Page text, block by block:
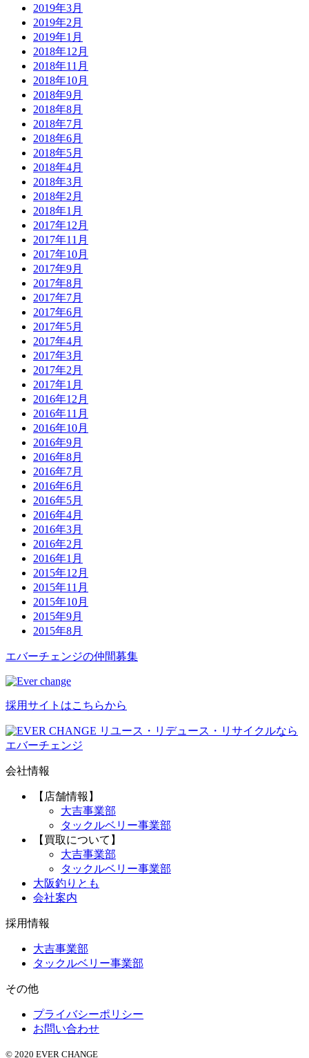
2019年3月
2019年2月
2019年1月
2018年12月
2018年11月
2018年10月
2018年9月
2018年8月
2018年7月
2018年6月
2018年5月
2018年4月
2018年3月
2018年2月
2018年1月
2017年12月
2017年11月
2017年10月
2017年9月
2017年8月
2017年7月
2017年6月
2017年5月
2017年4月
2017年3月
2017年2月
2017年1月
2016年12月
2016年11月
2016年10月
2016年9月
2016年8月
2016年7月
2016年6月
2016年5月
2016年4月
2016年3月
2016年2月
2016年1月
2015年12月
2015年11月
2015年10月
2015年9月
2015年8月
エバーチ ェ ンジの仲間募集
採用サイトはこちらから
リユース・リデュース・リサイクルなら
エバーチェンジ
会社情報
【店舗情報】
大吉事業部
タックルベリー事業部
【買取について】
大吉事業部
タックルベリー事業部
大阪釣りとも
会社案内
採用情報
大吉事業部
タックルベリー事業部
その他
プライバシーポリシー
お問い合わせ
© 2020 EVER CHANGE